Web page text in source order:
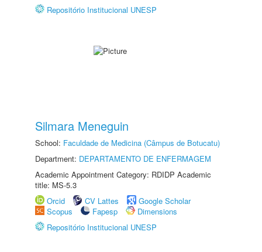
Repositório Institucional UNESP
Silmara Meneguin
School: Faculdade de Medicina (Câmpus de Botucatu)
Department: DEPARTAMENTO DE ENFERMAGEM
Academic Appointment Category: RDIDP Academic
title: MS-5.3
Orcid
CV Lattes
Google Scholar
Scopus
Fapesp
Dimensions
Repositório Institucional UNESP